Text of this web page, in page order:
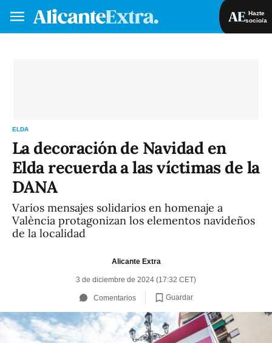
Hazte
socio/a
ELDA
La decoración de Navidad en
Elda recuerda a las víctimas de la
DANA
Varios mensajes solidarios en homenaje a
València protagonizan los elementos navideños
de la localidad
Alicante Extra
3 de diciembre de 2024 (17:32 CET)
Comentarios Guardar